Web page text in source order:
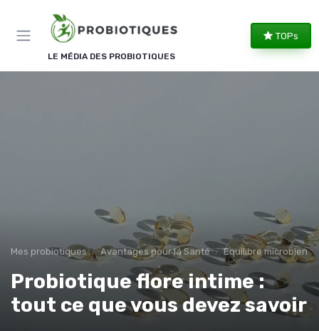
LE MÉDIA DES PROBIOTIQUES
TOPs
Mes probiotiques Avantages pour la Santé Équilibre microbien
Probiotique flore intime :
tout ce que vous devez savoir